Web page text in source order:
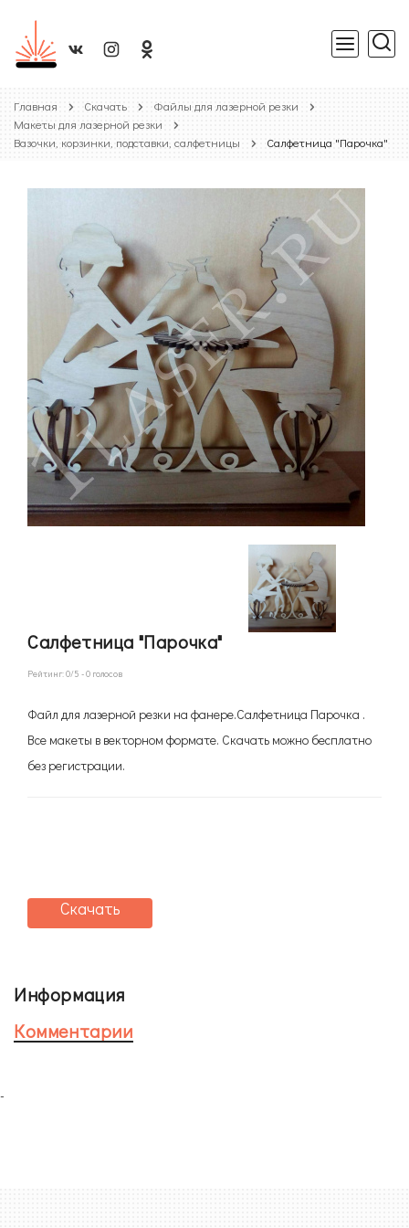
Главная Скачать
Файлы для лазерной резки
Макеты для лазерной резки
Вазочки, корзинки, подставки, салфетницы
Салфетница "Парочка"
Салфетница "Парочка"
Рейтинг:0/5 -0 голосов
Файл для лазерной резки на фанере.Салфетница Парочка .
Все макеты в векторном формате. Скачать можно бесплатно
без регистрации.
Скачать
Информация
Комментарии
-